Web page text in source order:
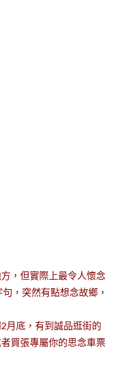
，但實際上最令人懷念
，突然有點想念故鄉，
月底，有到誠品逛街的
買張專屬你的思念車票